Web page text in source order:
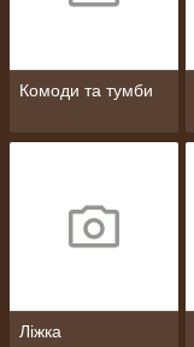
Комоди та тумби
Ліжка